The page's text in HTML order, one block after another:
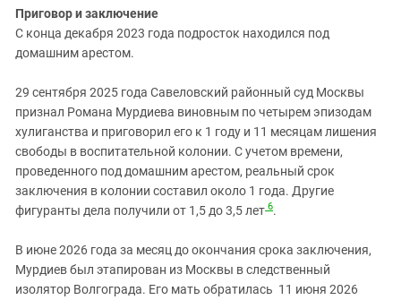
Приговор и заключение
С конца декабря 2023 года подросток находился под
домашним арестом.
29 сентября 2025 года Савеловский районный суд Москвы
признал Романа Мурдиева виновным по четырем эпизодам
хулиганства и приговорил его к 1 году и 11 месяцам лишения
свободы в воспитательной колонии. С учетом времени,
проведенного под домашним арестом, реальный срок
заключения в колонии составил около 1 года. Другие
фигуранты дела получили от 1,5 до 3,5 лет 6.
В июне 2026 года за месяц до окончания срока заключения,
Мурдиев был этапирован из Москвы в следственный
изолятор Волгограда. Его мать обратилась 11 июня 2026